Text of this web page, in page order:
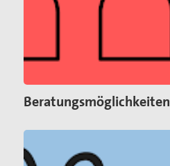
Beratungsmöglichkeiten